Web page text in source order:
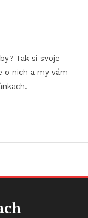
Tak si svoje
o nich a my vám